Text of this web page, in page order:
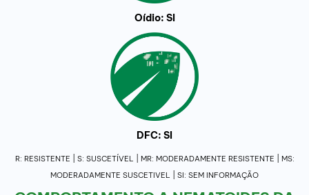
Oídio: SI
DFC: SI
R: RESISTENTE | S: SUSCETÍVEL | MR: MODERADAMENTE RESISTENTE | MS:
MODERADAMENTE SUSCETIVEL | SI: SEM INFORMAÇÃO